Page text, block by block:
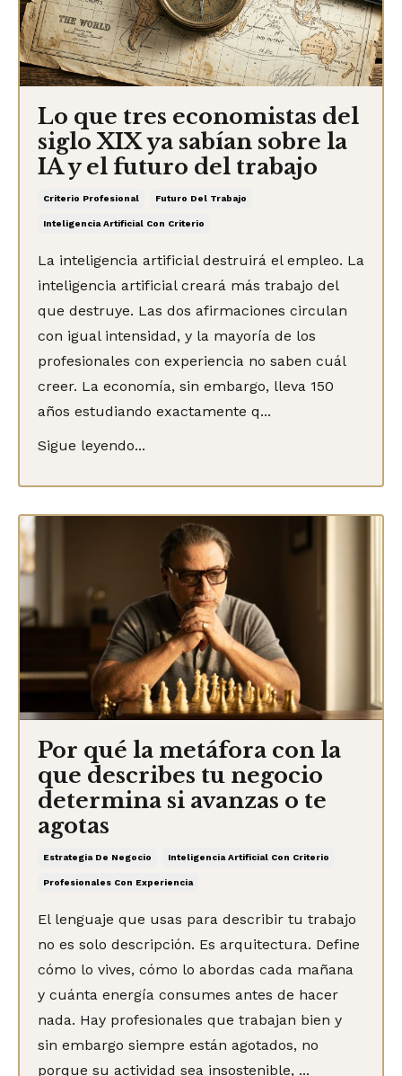
Lo que tres economistas del
siglo XIX ya sabían sobre la
IA y el futuro del trabajo
Criterio Profesional Futuro Del Trabajo
Inteligencia Artificial Con Criterio
La inteligencia artificial destruirá el empleo. La
inteligencia artificial creará más trabajo del
que destruye. Las dos afirmaciones circulan
con igual intensidad, y la mayoría de los
profesionales con experiencia no saben cuál
creer. La economía, sin embargo, lleva 150
años estudiando exactamente q...
Sigue leyendo...
Por qué la metáfora con la
que describes tu negocio
determina si avanzas o te
agotas
Estrategia De Negocio Inteligencia Artificial Con Criterio
Profesionales Con Experiencia
El lenguaje que usas para describir tu trabajo
no es solo descripción. Es arquitectura. Define
cómo lo vives, cómo lo abordas cada mañana
y cuánta energía consumes antes de hacer
nada. Hay profesionales que trabajan bien y
sin embargo siempre están agotados, no
porque su actividad sea insostenible, ...